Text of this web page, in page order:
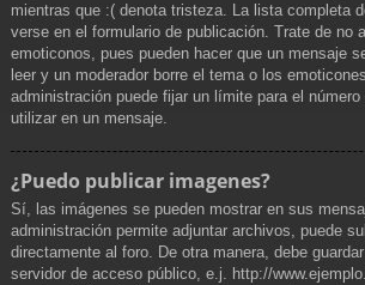
mientras que :( denota tristeza. La lista completa
verse en el formulario de publicación. Trate de no
emoticonos, pues pueden hacer que un mensaje
leer y un moderador borre el tema o los
administración puede fijar un límite para el
utilizar en un mensaje.
¿Puedo publicar imagenes?
Sí, las imágenes se pueden mostrar en sus
administración permite adjuntar archivos, puede
directamente al foro. De otra manera, debe
servidor de acceso público, e.j. http://